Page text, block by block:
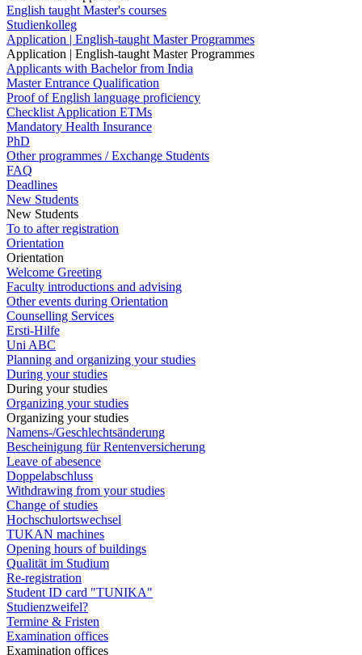
English taught Master's courses
Studienkolleg
Application | English-taught Master Programmes
Application | English-taught Master Programmes
Applicants with Bachelor from India
Master Entrance Qualification
Proof of English language proficiency
Checklist Application ETMs
Mandatory Health Insurance
PhD
Other programmes / Exchange Students
FAQ
Deadlines
New Students
New Students
To to after registration
Orientation
Orientation
Welcome Greeting
Faculty introductions and advising
Other events during Orientation
Counselling Services
Ersti-Hilfe
Uni ABC
Planning and organizing your studies
During your studies
During your studies
Organizing your studies
Organizing your studies
Namens-/Geschlechtsänderung
Bescheinigung für Rentenversicherung
Leave of abesence
Doppelabschluss
Withdrawing from your studies
Change of studies
Hochschulortswechsel
TUKAN machines
Opening hours of buildings
Qualität im Studium
Re-registration
Student ID card "TUNIKA"
Studienzweifel?
Termine & Fristen
Examination offices
Examination offices